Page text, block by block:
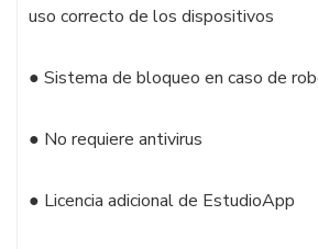
uso correcto de los dispositivos
● Sistema de bloqueo en caso de
● No requiere antivirus
● Licencia adicional de EstudioApp